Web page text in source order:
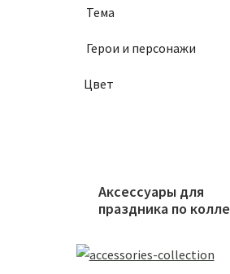
Тема
Герои и персонажи
Цвет
Аксессуары для
праздника по